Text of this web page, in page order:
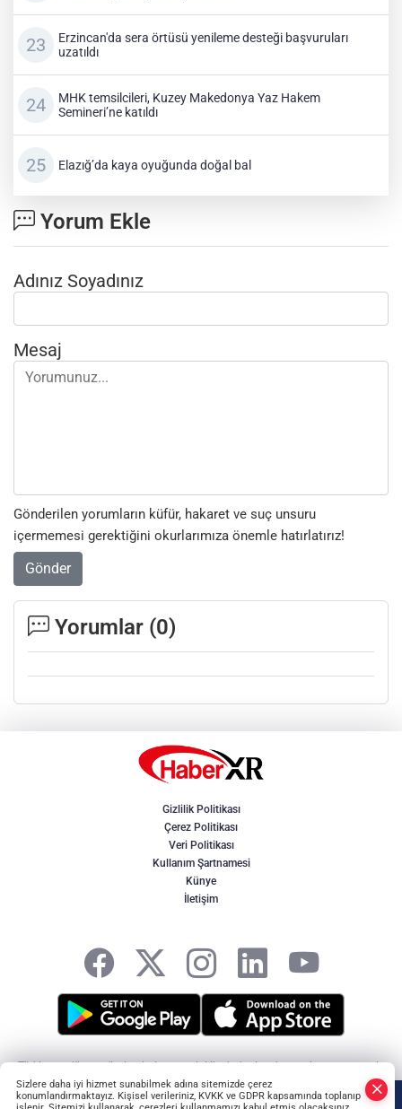
Erzincan'da sera örtüsü yenileme desteği başvuruları
uzatıldı
MHK temsilcileri, Kuzey Makedonya Yaz Hakem
Semineri’ne katıldı
Elazığ’da kaya oyuğunda doğal bal
Yorum Ekle
Adınız Soyadınız
Mesaj
Gönderilen yorumların küfür, hakaret ve suç unsuru
içermemesi gerektiğini okurlarımıza önemle hatırlatırız!
Gönder
Yorumlar (0)
Gizlilik Politikası
Çerez Politikası
Veri Politikası
Kullanım Şartnamesi
Künye
İletişim
Türkiye ve dünya gündeminden son dakika haberler, ekonomi, spor, magazin
ve yerel gelişmeler. Doğru, tarafsız ve hızlı haberciliğin adresi HaberXR -
HABER YAZILIMIve TURKTICARET.NET projesidir Copyright© 2006-2026 Tüm
Sizlere daha iyi hizmet sunabilmek adına sitemizde çerez
konumlandırmaktayız. Kişisel verileriniz, KVKK ve GDPR kapsamında toplanıp